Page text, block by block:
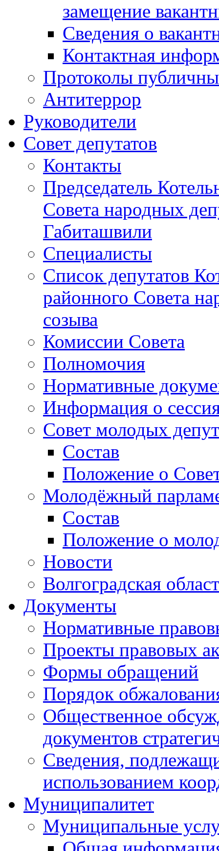
замещение
Сведения о
Контактная
Протоколы
Антитеррор
Руководители
Совет депутатов
Контакты
Председатель
Совета народных
Габиташвили
Специалисты
Список депутатов
районного Совета
созыва
Комиссии Совета
Полномочия
Нормативные
Информация о
Совет молодых
Состав
Положение о
Молодёжный
Состав
Положение о
Новости
Волгоградская
Документы
Нормативные
Проекты правовых
Формы обращений
Порядок
Общественное
документов
Сведения,
использованием
Муниципалитет
Муниципальные